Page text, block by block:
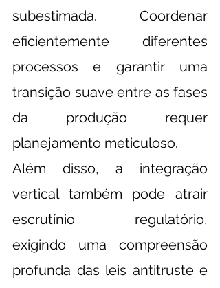
subestimada. Coordenar
eficientemente diferentes
processos e garantir uma
transição suave entre as fases
da produção requer
planejamento meticuloso.
Além disso, a integração
vertical também pode atrair
escrutínio regulatório,
exigindo uma compreensão
profunda das leis antitruste e